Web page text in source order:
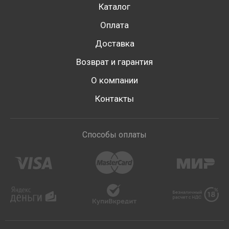
Каталог
Оплата
Доставка
Возврат и гарантия
О компании
Контакты
Способы оплаты